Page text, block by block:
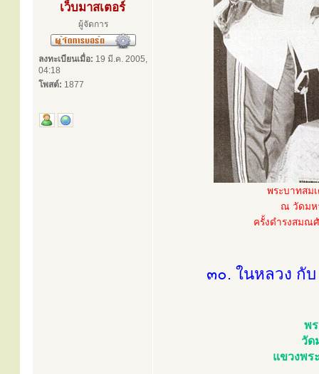
เว็บมาสเตอร์
ผู้จัดการ
ลงทะเบียนเมื่อ: 19 มี.ค. 2005,
04:18
โพสต์: 1877
พระบาทสม
ณ วัดมห
ครั้งดำรงสมณ
๓๐. ในหลวง กั
พ
วัด
แขวงพร